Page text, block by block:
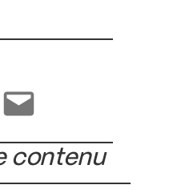
Partager par e-mail
contenu